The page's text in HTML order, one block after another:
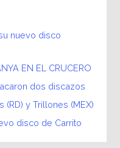
nuevo disco
EN EL CRUCERO
dos discazos
(RD) y Trillones (MEX)
disco de Carrito